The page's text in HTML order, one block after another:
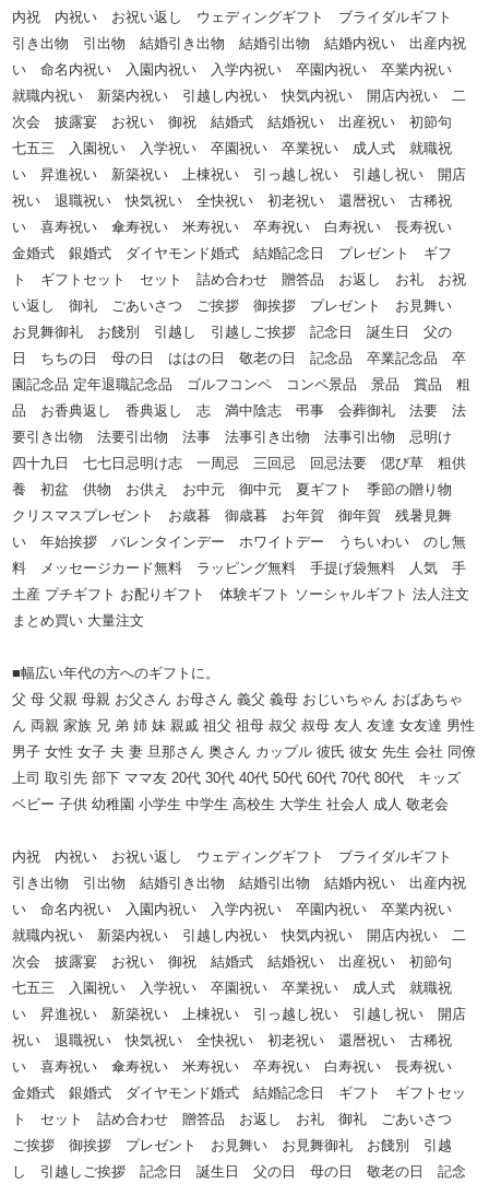
内祝 内祝い お祝い返し ウェディングギフト ブライダルギフト
引き出物 引出物 結婚引き出物 結婚引出物 結婚内祝い 出産内祝
い 命名内祝い 入園内祝い 入学内祝い 卒園内祝い 卒業内祝い
就職内祝い 新築内祝い 引越し内祝い 快気内祝い 開店内祝い 二
次会 披露宴 お祝い 御祝 結婚式 結婚祝い 出産祝い 初節句
七五三 入園祝い 入学祝い 卒園祝い 卒業祝い 成人式 就職祝
い 昇進祝い 新築祝い 上棟祝い 引っ越し祝い 引越し祝い 開店
祝い 退職祝い 快気祝い 全快祝い 初老祝い 還暦祝い 古稀祝
い 喜寿祝い 傘寿祝い 米寿祝い 卒寿祝い 白寿祝い 長寿祝い
金婚式 銀婚式 ダイヤモンド婚式 結婚記念日 プレゼント ギフ
ト ギフトセット セット 詰め合わせ 贈答品 お返し お礼 お祝
い返し 御礼 ごあいさつ ご挨拶 御挨拶 プレゼント お見舞い
お見舞御礼 お餞別 引越し 引越しご挨拶 記念日 誕生日 父の
日 ちちの日 母の日 ははの日 敬老の日 記念品 卒業記念品 卒
園記念品 定年退職記念品 ゴルフコンペ コンペ景品 景品 賞品 粗
品 お香典返し 香典返し 志 満中陰志 弔事 会葬御礼 法要 法
要引き出物 法要引出物 法事 法事引き出物 法事引出物 忌明け
四十九日 七七日忌明け志 一周忌 三回忌 回忌法要 偲び草 粗供
養 初盆 供物 お供え お中元 御中元 夏ギフト 季節の贈り物
クリスマスプレゼント お歳暮 御歳暮 お年賀 御年賀 残暑見舞
い 年始挨拶 バレンタインデー ホワイトデー うちいわい のし無
料 メッセージカード無料 ラッピング無料 手提げ袋無料 人気 手
土産 プチギフト お配りギフト 体験ギフト ソーシャルギフト 法人注文
まとめ買い 大量注文
■幅広い年代の方へのギフトに。
父 母 父親 母親 お父さん お母さん 義父 義母 おじいちゃん おばあちゃ
ん 両親 家族 兄 弟 姉 妹 親戚 祖父 祖母 叔父 叔母 友人 友達 女友達 男性
男子 女性 女子 夫 妻 旦那さん 奥さん カップル 彼氏 彼女 先生 会社 同僚
上司 取引先 部下 ママ友 20代 30代 40代 50代 60代 70代 80代 キッズ
ベビー 子供 幼稚園 小学生 中学生 高校生 大学生 社会人 成人 敬老会
内祝 内祝い お祝い返し ウェディングギフト ブライダルギフト
引き出物 引出物 結婚引き出物 結婚引出物 結婚内祝い 出産内祝
い 命名内祝い 入園内祝い 入学内祝い 卒園内祝い 卒業内祝い
就職内祝い 新築内祝い 引越し内祝い 快気内祝い 開店内祝い 二
次会 披露宴 お祝い 御祝 結婚式 結婚祝い 出産祝い 初節句
七五三 入園祝い 入学祝い 卒園祝い 卒業祝い 成人式 就職祝
い 昇進祝い 新築祝い 上棟祝い 引っ越し祝い 引越し祝い 開店
祝い 退職祝い 快気祝い 全快祝い 初老祝い 還暦祝い 古稀祝
い 喜寿祝い 傘寿祝い 米寿祝い 卒寿祝い 白寿祝い 長寿祝い
金婚式 銀婚式 ダイヤモンド婚式 結婚記念日 ギフト ギフトセッ
ト セット 詰め合わせ 贈答品 お返し お礼 御礼 ごあいさつ
ご挨拶 御挨拶 プレゼント お見舞い お見舞御礼 お餞別 引越
し 引越しご挨拶 記念日 誕生日 父の日 母の日 敬老の日 記念